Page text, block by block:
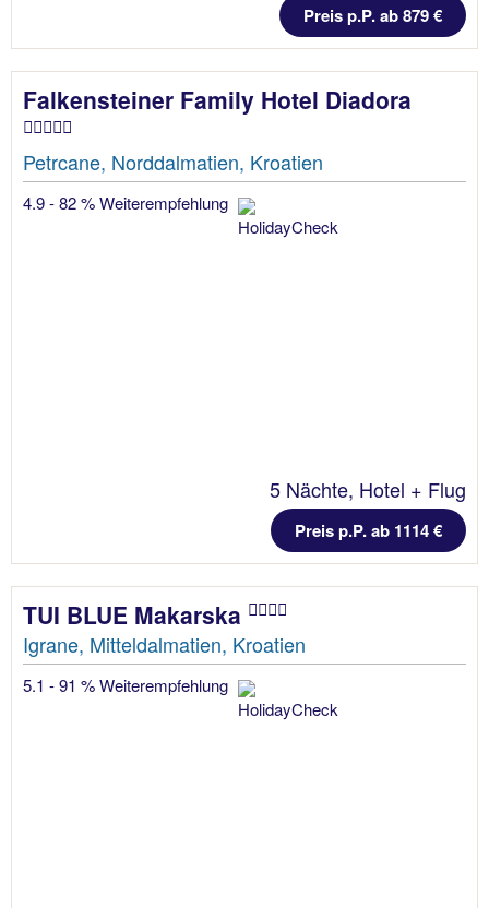
Preis p.P. ab 879 €
Falkensteiner Family Hotel Diadora
Petrcane, Norddalmatien, Kroatien
4.9 - 82 % Weiterempfehlung
5 Nächte, Hotel + Flug
Preis p.P. ab 1114 €
TUI BLUE Makarska
Igrane, Mitteldalmatien, Kroatien
5.1 - 91 % Weiterempfehlung